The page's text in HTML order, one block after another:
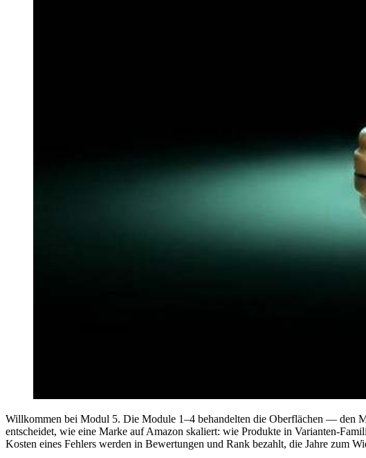
Willkommen bei Modul 5. Die Module 1–4 behandelten die Oberflächen — den
entscheidet, wie eine Marke auf Amazon skaliert: wie Produkte in Varianten-
Kosten eines Fehlers werden in Bewertungen und Rank bezahlt, die Jahre zum